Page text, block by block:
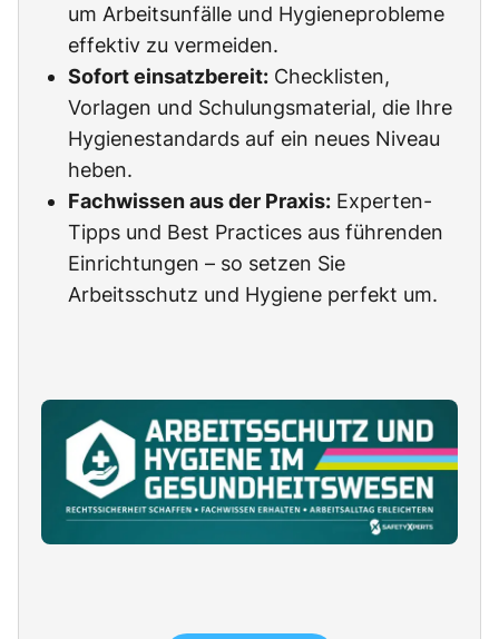
um Arbeitsunfälle und Hygieneprobleme
effektiv zu vermeiden.
Sofort einsatzbereit: Checklisten,
Vorlagen und Schulungsmaterial, die Ihre
Hygienestandards auf ein neues Niveau
heben.
Fachwissen aus der Praxis: Experten-
Tipps und Best Practices aus führenden
Einrichtungen – so setzen Sie
Arbeitsschutz und Hygiene perfekt um.